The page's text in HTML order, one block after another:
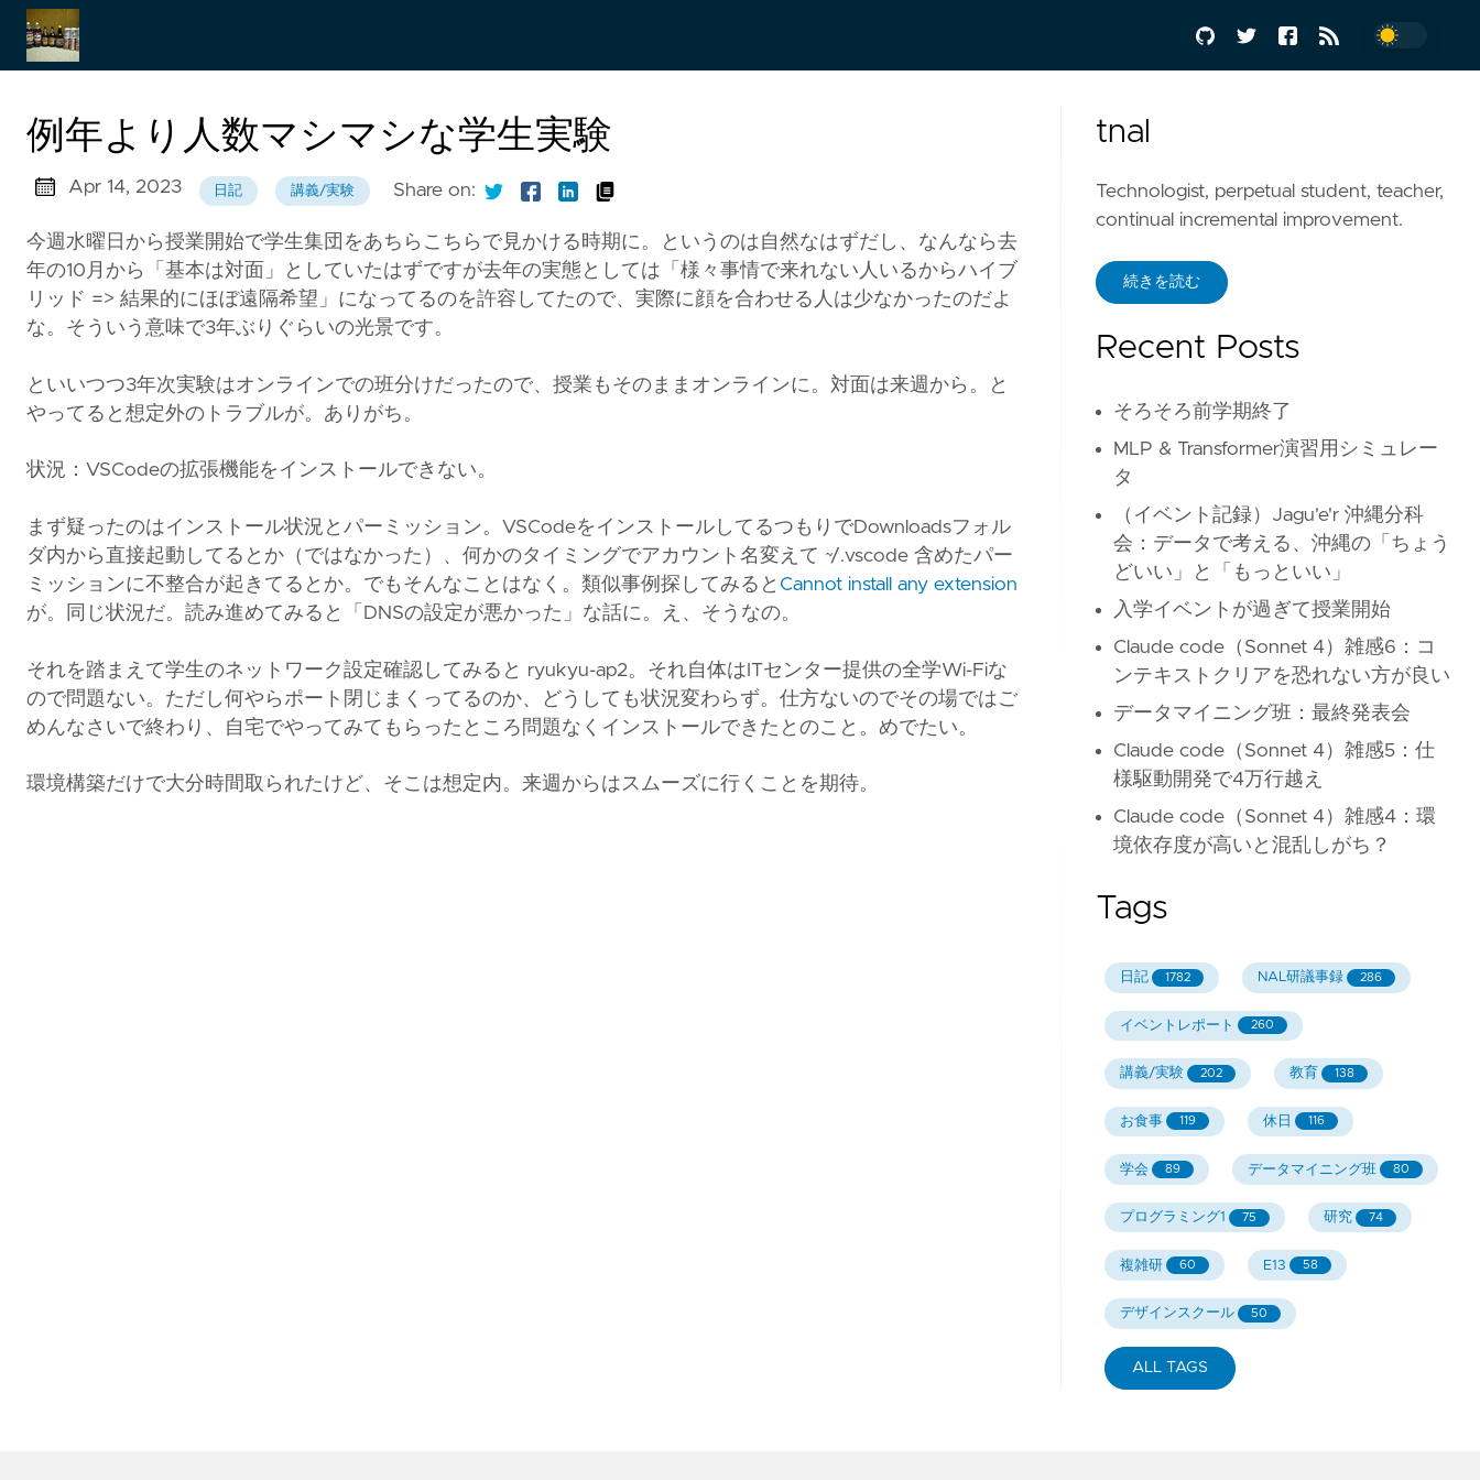
例年より人数マシマシな学生実験
Apr 14, 2023 日記 講義/実験 Share on:
今週水曜日から授業開始で学生集団をあちらこちらで見かける時期に。というのは自然なはずだし、なんなら去
年の10月から「基本は対面」としていたはずですが去年の実態としては「様々事情で来れない人いるからハイブ
リッド => 結果的にほぼ遠隔希望」になってるのを許容してたので、実際に顔を合わせる人は少なかったのだよ
な。そういう意味で3年ぶりぐらいの光景です。
といいつつ3年次実験はオンラインでの班分けだったので、授業もそのままオンラインに。対面は来週から。と
やってると想定外のトラブルが。ありがち。
状況：VSCodeの拡張機能をインストールできない。
まず疑ったのはインストール状況とパーミッション。VSCodeをインストールしてるつもりでDownloadsフォル
ダ内から直接起動してるとか（ではなかった）、何かのタイミングでアカウント名変えて ~/.vscode 含めたパー
ミッションに不整合が起きてるとか。でもそんなことはなく。類似事例探してみると Cannot install any extension
が。同じ状況だ。読み進めてみると「DNSの設定が悪かった」な話に。え、そうなの。
それを踏まえて学生のネットワーク設定確認してみると ryukyu-ap2。それ自体はITセンター提供の全学Wi-Fiな
ので問題ない。ただし何やらポート閉じまくってるのか、どうしても状況変わらず。仕方ないのでその場ではご
めんなさいで終わり、自宅でやってみてもらったところ問題なくインストールできたとのこと。めでたい。
環境構築だけで大分時間取られたけど、そこは想定内。来週からはスムーズに行くことを期待。
tnal
Technologist, perpetual student, teacher,
continual incremental improvement.
続きを読む
Recent Posts
そろそろ前学期終了
MLP & Transformer演習用シミュレー
タ
（イベント記録）Jagu'e'r 沖縄分科
会：データで考える、沖縄の「ちょう
どいい」と「もっといい」
入学イベントが過ぎて授業開始
Claude code（Sonnet 4）雑感6：コ
ンテキストクリアを恐れない方が良い
データマイニング班：最終発表会
Claude code（Sonnet 4）雑感5：仕
様駆動開発で4万行越え
Claude code（Sonnet 4）雑感4：環
境依存度が高いと混乱しがち？
Tags
日記 1782 NAL研議事録 286
イベントレポート 260
講義/実験 202 教育 138
お食事 119 休日 116
学会 89 データマイニング班 80
プログラミング1 75 研究 74
複雑研 60 E13 58
デザインスクール 50
ALL TAGS